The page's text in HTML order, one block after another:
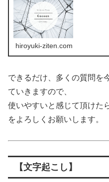
hiroyuki-ziten.com
できるだけ、多くの質問を
ていきますので、
使いやすいと感じて頂けた
をよろしくお願いします。
【文字起こし】